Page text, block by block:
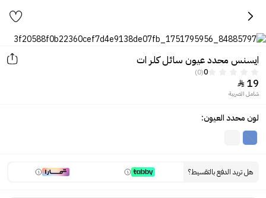
ايسنس محدد عيون سائل كلر ات
0
(0)
19

شامل الضريبة
لون محدد العيون:
هل تريد الدفع بالتقسيط؟